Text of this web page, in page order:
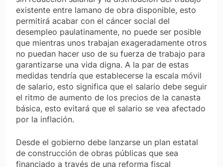
existente entre lamano de obra disponible, esto
permitirá acabar con el cáncer social del
desempleo paulatinamente, no puede ser posible
que mientras unos trabajan exageradamente otros
no puedan hacer uso de su fuerza de trabajo para
garantizarse una vida digna. A la par de estas
medidas tendría que establecerse la escala móvil
de salario, esto significa que el salario debe seguir
el ritmo de aumento de los precios de la canasta
básica, esto evitará que el salario se vea afectado
por la inflación.
Desde el gobierno debe lanzarse un plan estatal
de construcción de obras públicas que sea
financiado a través de una reforma fiscal